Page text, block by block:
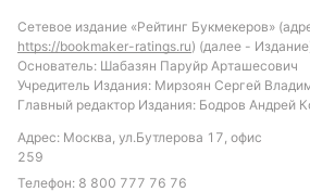
Сетевое издание «Рейтинг Букмекеров»
https://bookmaker-ratings.ru) (далее -
Основатель: Шабазян Паруйр Арташесович
Учредитель Издания: Мирзоян Сергей
Главный редактор Издания: Бодров Андрей
Адрес: Москва, ул.Бутлерова 17, офис
259
Телефон: 8 800 777 76 76